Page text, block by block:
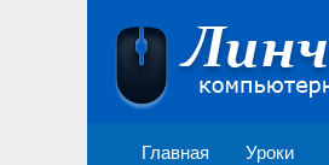
Главная Уроки